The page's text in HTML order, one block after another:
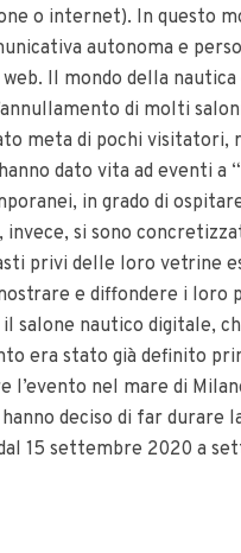
o internet). In questo
autonoma e
Il mondo della
di molti
meta di pochi
dato vita ad eventi a
in grado di
si sono
privi delle loro vetrine
e diffondere i loro
salone nautico digitale,
era stato già definito
l’evento nel mare di
deciso di far durare
15 settembre 2020 a